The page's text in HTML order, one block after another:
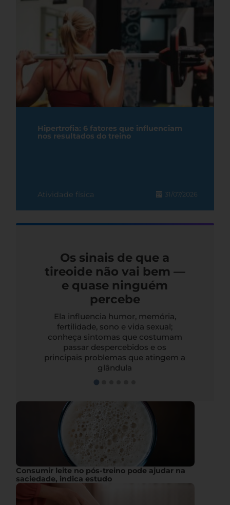
Hipertrofia: 6 fatores que influenciam
nos resultados do treino
Atividade física 31/07/2026
Os sinais de que a
tireoide não vai bem —
e quase ninguém
percebe
Ela influencia humor, memória,
fertilidade, sono e vida sexual;
conheça sintomas que costumam
passar despercebidos e os
principais problemas que atingem a
glândula
Consumir leite no pós-treino pode ajudar na
saciedade, indica estudo